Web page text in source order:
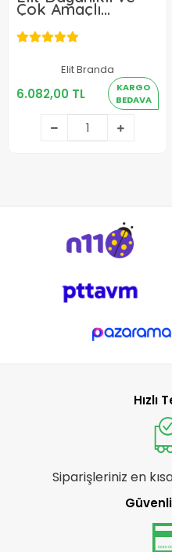
Çok Amaçlı
Koruma Mavi
Branda 12x12 m
Elit Branda
6.082,00 TL
KARGO
BEDAVA
6.082,00 TL
Sepete Ekle
Hızlı
Siparişleriniz en